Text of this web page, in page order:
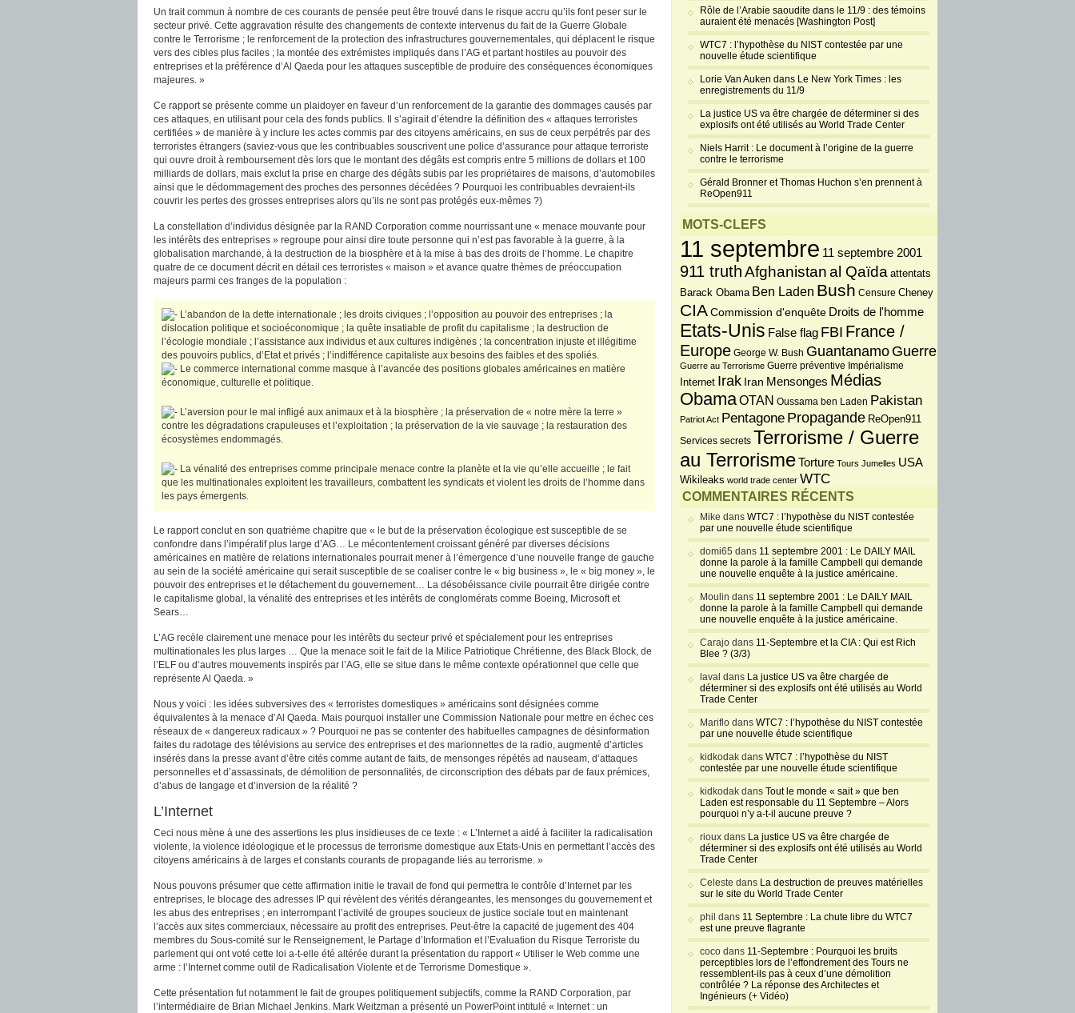
Un trait commun à nombre de ces courants de pensée peut être trouvé dans le risque accru qu’ils font peser sur le
secteur privé. Cette aggravation résulte des changements de contexte intervenus du fait de la Guerre Globale
contre le Terrorisme ; le renforcement de la protection des infrastructures gouvernementales, qui déplacent le risque
vers des cibles plus faciles ; la montée des extrémistes impliqués dans l’AG et partant hostiles au pouvoir des
entreprises et la préférence d’Al Qaeda pour les attaques susceptible de produire des conséquences économiques
majeures. »
Ce rapport se présente comme un plaidoyer en faveur d’un renforcement de la garantie des dommages causés par
ces attaques, en utilisant pour cela des fonds publics. Il s’agirait d’étendre la définition des « attaques terroristes
certifiées » de manière à y inclure les actes commis par des citoyens américains, en sus de ceux perpétrés par des
terroristes étrangers (saviez-vous que les contribuables souscrivent une police d’assurance pour attaque terroriste
qui ouvre droit à remboursement dès lors que le montant des dégâts est compris entre 5 millions de dollars et 100
milliards de dollars, mais exclut la prise en charge des dégâts subis par les propriétaires de maisons, d’automobiles
ainsi que le dédommagement des proches des personnes décédées ? Pourquoi les contribuables devraient-ils
couvrir les pertes des grosses entreprises alors qu’ils ne sont pas protégés eux-mêmes ?)
La constellation d’individus désignée par la RAND Corporation comme nourrissant une « menace mouvante pour
les intérêts des entreprises » regroupe pour ainsi dire toute personne qui n’est pas favorable à la guerre, à la
globalisation marchande, à la destruction de la biosphère et à la mise à bas des droits de l’homme. Le chapitre
quatre de ce document décrit en détail ces terroristes « maison » et avance quatre thèmes de préoccupation
majeurs parmi ces franges de la population :
L’abandon de la dette internationale ; les droits civiques ; l’opposition au pouvoir des entreprises ; la
dislocation politique et socioéconomique ; la quête insatiable de profit du capitalisme ; la destruction de
l’écologie mondiale ; l’assistance aux individus et aux cultures indigènes ; la concentration injuste et illégitime
des pouvoirs publics, d’Etat et privés ; l’indifférence capitaliste aux besoins des faibles et des spoliés.
Le commerce international comme masque à l’avancée des positions globales américaines en matière
économique, culturelle et politique.
L’aversion pour le mal infligé aux animaux et à la biosphère ; la préservation de « notre mère la terre »
contre les dégradations crapuleuses et l’exploitation ; la préservation de la vie sauvage ; la restauration des
écosystèmes endommagés.
La vénalité des entreprises comme principale menace contre la planète et la vie qu’elle accueille ; le fait
que les multinationales exploitent les travailleurs, combattent les syndicats et violent les droits de l’homme dans
les pays émergents.
Le rapport conclut en son quatrième chapitre que « le but de la préservation écologique est susceptible de se
confondre dans l’impératif plus large d’AG… Le mécontentement croissant généré par diverses décisions
américaines en matière de relations internationales pourrait mener à l’émergence d’une nouvelle frange de gauche
au sein de la société américaine qui serait susceptible de se coaliser contre le « big business », le « big money », le
pouvoir des entreprises et le détachement du gouvernement… La désobéissance civile pourrait être dirigée contre
le capitalisme global, la vénalité des entreprises et les intérêts de conglomérats comme Boeing, Microsoft et
Sears…
L’AG recèle clairement une menace pour les intérêts du secteur privé et spécialement pour les entreprises
multinationales les plus larges … Que la menace soit le fait de la Milice Patriotique Chrétienne, des Black Block, de
l’ELF ou d’autres mouvements inspirés par l’AG, elle se situe dans le même contexte opérationnel que celle que
représente Al Qaeda. »
Nous y voici : les idées subversives des « terroristes domestiques » américains sont désignées comme
équivalentes à la menace d’Al Qaeda. Mais pourquoi installer une Commission Nationale pour mettre en échec ces
réseaux de « dangereux radicaux » ? Pourquoi ne pas se contenter des habituelles campagnes de désinformation
faites du radotage des télévisions au service des entreprises et des marionnettes de la radio, augmenté d’articles
insérés dans la presse avant d’être cités comme autant de faits, de mensonges répétés ad nauseam, d’attaques
personnelles et d’assassinats, de démolition de personnalités, de circonscription des débats par de faux prémices,
d’abus de langage et d’inversion de la réalité ?
L’Internet
Ceci nous mène à une des assertions les plus insidieuses de ce texte : « L’Internet a aidé à faciliter la radicalisation
violente, la violence idéologique et le processus de terrorisme domestique aux Etats-Unis en permettant l’accès des
citoyens américains à de larges et constants courants de propagande liés au terrorisme. »
Nous pouvons présumer que cette affirmation initie le travail de fond qui permettra le contrôle d’Internet par les
entreprises, le blocage des adresses IP qui révèlent des vérités dérangeantes, les mensonges du gouvernement et
les abus des entreprises ; en interrompant l’activité de groupes soucieux de justice sociale tout en maintenant
l’accès aux sites commerciaux, nécessaire au profit des entreprises. Peut-être la capacité de jugement des 404
membres du Sous-comité sur le Renseignement, le Partage d’Information et l’Evaluation du Risque Terroriste du
parlement qui ont voté cette loi a-t-elle été altérée durant la présentation du rapport « Utiliser le Web comme une
arme : l’Internet comme outil de Radicalisation Violente et de Terrorisme Domestique ».
Cette présentation fut notamment le fait de groupes politiquement subjectifs, comme la RAND Corporation, par
l’intermédiaire de Brian Michael Jenkins. Mark Weitzman a présenté un PowerPoint intitulé « Internet : un
Rôle de l’Arabie saoudite dans le 11/9 : des témoins
auraient été menacés [Washington Post]
WTC7 : l’hypothèse du NIST contestée par une
nouvelle étude scientifique
Lorie Van Auken dans Le New York Times : les
enregistrements du 11/9
La justice US va être chargée de déterminer si des
explosifs ont été utilisés au World Trade Center
Niels Harrit : Le document à l’origine de la guerre
contre le terrorisme
Gérald Bronner et Thomas Huchon s’en prennent à
ReOpen911
MOTS-CLEFS
11 septembre 11 septembre 2001
911 truthAfghanistanal Qaïda attentats
Barack Obama Ben Laden Bush Censure Cheney
CIA Commission d'enquête Droits de l'homme
Etats-Unis False flag FBI France /
Europe George W. Bush Guantanamo Guerre
Guerre au Terrorisme Guerre préventive Impérialisme
Internet Irak Iran Mensonges Médias
ObamaOTAN Oussama ben Laden Pakistan
Patriot Act Pentagone Propagande ReOpen911
Services secrets Terrorisme / Guerre
au TerrorismeTorture Tours Jumelles USA
Wikileaks world trade center WTC
COMMENTAIRES RÉCENTS
Mike dans WTC7 : l’hypothèse du NIST contestée
par une nouvelle étude scientifique
domi65 dans 11 septembre 2001 : Le DAILY MAIL
donne la parole à la famille Campbell qui demande
une nouvelle enquête à la justice américaine.
Moulin dans 11 septembre 2001 : Le DAILY MAIL
donne la parole à la famille Campbell qui demande
une nouvelle enquête à la justice américaine.
Carajo dans 11-Septembre et la CIA : Qui est Rich
Blee ? (3/3)
laval dans La justice US va être chargée de
déterminer si des explosifs ont été utilisés au World
Trade Center
Mariflo dans WTC7 : l’hypothèse du NIST contestée
par une nouvelle étude scientifique
kidkodak dans WTC7 : l’hypothèse du NIST
contestée par une nouvelle étude scientifique
kidkodak dans Tout le monde « sait » que ben
Laden est responsable du 11 Septembre – Alors
pourquoi n’y a-t-il aucune preuve ?
rioux dans La justice US va être chargée de
déterminer si des explosifs ont été utilisés au World
Trade Center
Celeste dans La destruction de preuves matérielles
sur le site du World Trade Center
phil dans 11 Septembre : La chute libre du WTC7
est une preuve flagrante
coco dans 11-Septembre : Pourquoi les bruits
perceptibles lors de l’effondrement des Tours ne
ressemblent-ils pas à ceux d’une démolition
contrôlée ? La réponse des Architectes et
Ingénieurs (+ Vidéo)